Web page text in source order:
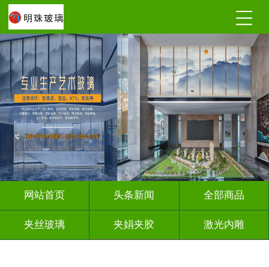
网站首页 头条新闻 全部商品
夹丝玻璃 夹娟夹胶 激光内雕